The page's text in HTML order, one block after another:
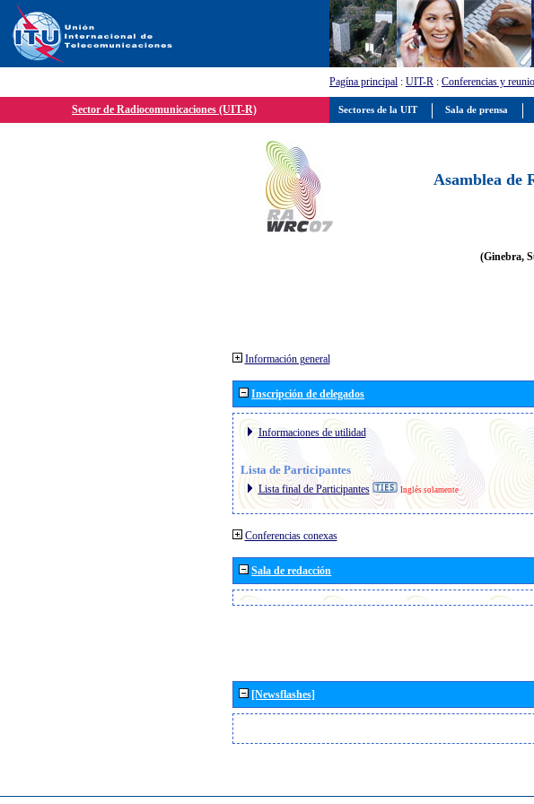
Pagína principal : UIT-R : Conferencias y
Sector de Radiocomunicaciones (UIT-R)
Asamblea de
(Ginebra,
Información general
Inscripción de delegados
Informaciones de utilidad
Lista de Participantes
Lista final de Participantes Inglés solamente
Conferencias conexas
Sala de redacción
[Newsflashes]
Sectores de la UIT Sala de prensa